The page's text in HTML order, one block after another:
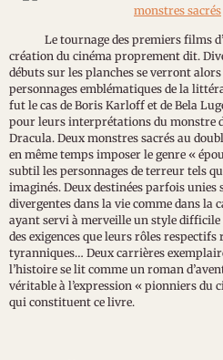
monstres sacrés
Le tournage des premiers films
création du cinéma proprement dit.
débuts sur les planches se verront
personnages emblématiques de la
fut le cas de Boris Karloff et de Bela
pour leurs interprétations du monstre
Dracula. Deux monstres sacrés au
en même temps imposer le genre «
subtil les personnages de terreur tels
imaginés. Deux destinées parfois unies
divergentes dans la vie comme dans la
ayant servi à merveille un style difficile
des exigences que leurs rôles
tyranniques… Deux carrières
l’histoire se lit comme un roman
véritable à l’expression « pionniers du
qui constituent ce livre.